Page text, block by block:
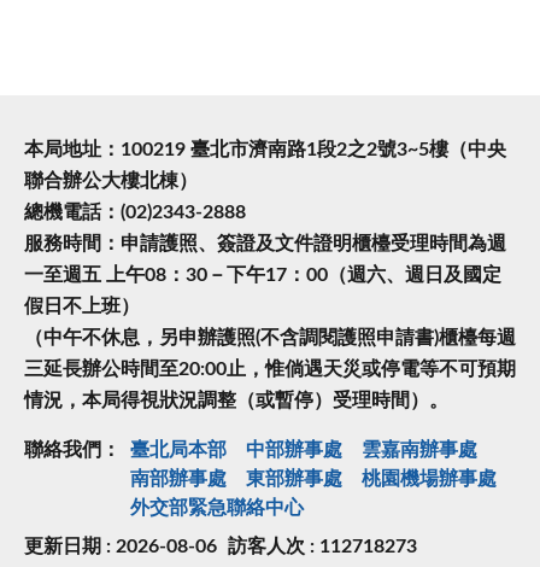
本局地址：100219 臺北市濟南路1段2之2號3~5樓（中央
聯合辦公大樓北棟）
總機電話：(02)2343-2888
服務時間：申請護照、簽證及文件證明櫃檯受理時間為週
一至週五 上午08：30－下午17：00（週六、週日及國定
假日不上班）
（中午不休息，另申辦護照(不含調閱護照申請書)櫃檯每週
三延長辦公時間至20:00止，惟倘遇天災或停電等不可預期
情況，本局得視狀況調整（或暫停）受理時間）。
聯絡我們： 臺北局本部 中部辦事處
雲嘉南辦事處
南部辦事處
東部辦事處
桃園機場辦事處
外交部緊急聯絡中⼼
更新日期 : 2026-08-06 訪客人次 : 112718273